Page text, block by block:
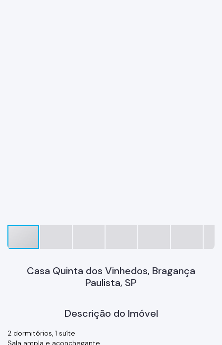
Casa Quinta dos Vinhedos, Bragança
Paulista, SP
Descrição do Imóvel
2 dormitórios, 1 suíte
Sala ampla e aconchegante